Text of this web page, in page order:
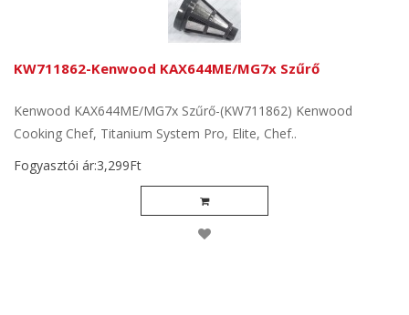
KW711862-Kenwood KAX644ME/MG7x Szűrő
Kenwood KAX644ME/MG7x Szűrő-(KW711862) Kenwood
Cooking Chef, Titanium System Pro, Elite, Chef..
Fogyasztói ár:3,299Ft